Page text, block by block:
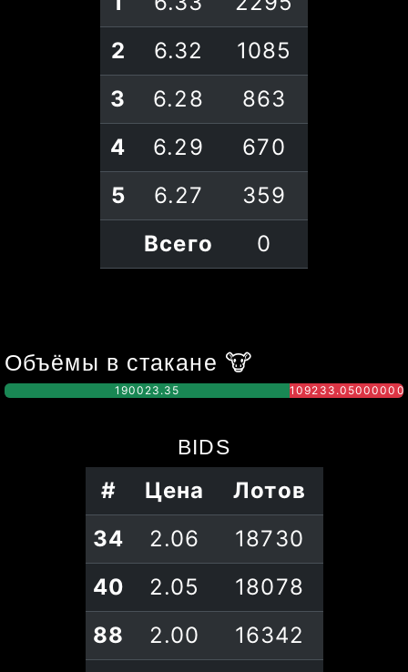
2
6.32
1085
3
6.28
863
4
6.29
670
5
6.27
359
Всего
0
Объёмы в стакане 🐮
190023.35
BIDS
# Цена
Лотов
34
2.06
18730
40
2.05
18078
88
2.00
16342